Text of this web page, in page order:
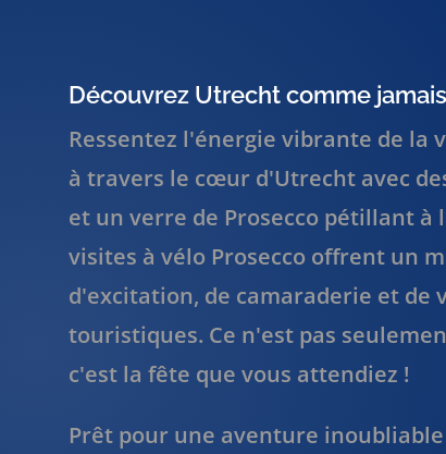
Découvrez Utrecht comme
Ressentez l'énergie vibrante de la
à travers le cœur d'Utrecht avec
et un verre de Prosecco pétillant à
visites à vélo Prosecco offrent un
d'excitation, de camaraderie et de
touristiques. Ce n'est pas
c'est la fête que vous attendiez !
Prêt pour une aventure inoubliable